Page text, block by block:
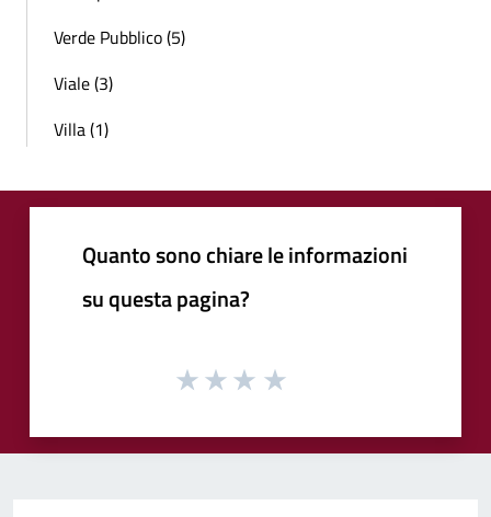
Verde Pubblico (5)
Viale (3)
Villa (1)
Quanto sono chiare le informazioni
su questa pagina?